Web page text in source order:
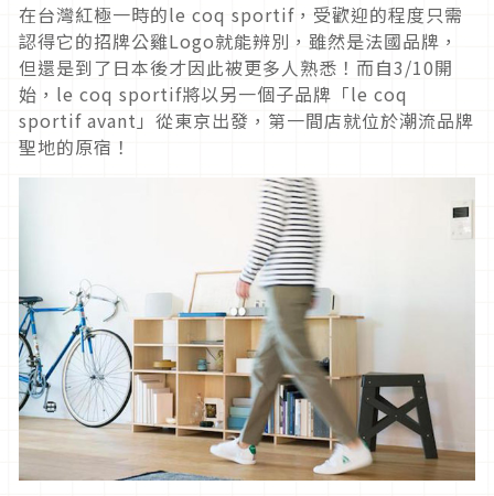
在台灣紅極一時的le coq sportif，受歡迎的程度只需
認得它的招牌公雞Logo就能辨別，雖然是法國品牌，
但還是到了日本後才因此被更多人熟悉！而自3/10開
始，le coq sportif將以另一個子品牌「le coq
sportif avant」從東京出發，第一間店就位於潮流品牌
聖地的原宿！